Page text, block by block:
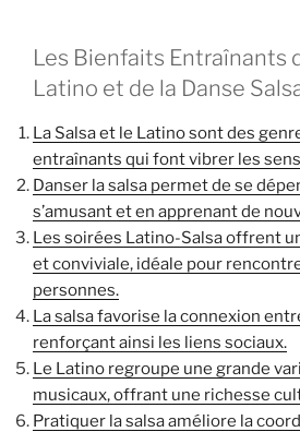
Les Bienfaits Entraînants
Latino et de la Danse
La Salsa et le Latino sont des
entraînants qui font vibrer les
Danser la salsa permet de se
s’amusant et en apprenant de
Les soirées Latino-Salsa offrent
et conviviale, idéale pour
personnes.
La salsa favorise la connexion
renforçant ainsi les liens sociaux.
Le Latino regroupe une grande
musicaux, offrant une richesse
Pratiquer la salsa améliore la